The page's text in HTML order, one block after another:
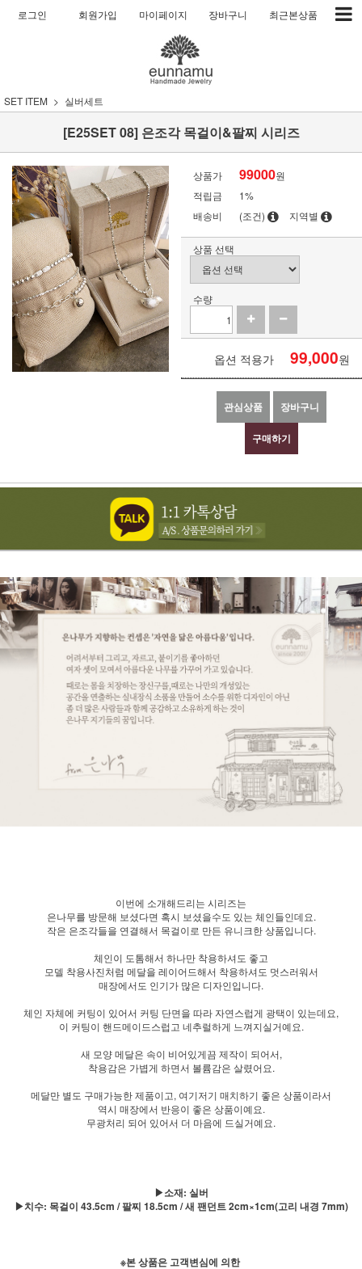
로그인 회원가입 마이페이지 장바구니 최근본상품
SET ITEM 실버세트
[E25SET 08] 은조각 목걸이&팔찌 시리즈
상품가 99000원
적립금
1%
배송비
(조건) 지역별
상품 선택
수량
옵션 적용가 99,000원
관심상품 장바구니
구매하기
이번에 소개해드리는 시리즈는
은나무를 방문해 보셨다면 혹시 보셨을수도 있는 체인들인데요.
작은 은조각들을 연결해서 목걸이로 만든 유니크한 상품입니다.
체인이 도톰해서 하나만 착용하셔도 좋고
모델 착용사진처럼 메달을 레이어드해서 착용하셔도 멋스러워서
매장에서도 인기가 많은 디자인입니다.
체인 자체에 커팅이 있어서 커팅 단면을 따라 자연스럽게 광택이 있는데요,
이 커팅이 핸드메이드스럽고 네추럴하게 느껴지실거예요.
새 모양 메달은 속이 비어있게끔 제작이 되어서,
착용감은 가볍게 하면서 볼륨감은 살렸어요.
메달만 별도 구매가능한 제품이고, 여기저기 매치하기 좋은 상품이라서
역시 매장에서 반응이 좋은 상품이예요.
무광처리 되어 있어서 더 마음에 드실거예요.
▶소재: 실버
▶치수: 목걸이 43.5cm / 팔찌 18.5cm / 새 팬던트 2cm×1cm(고리 내경 7mm)
※본 상품은 고객변심에 의한